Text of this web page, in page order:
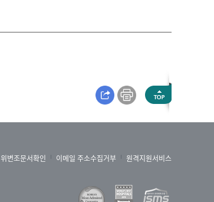
위변조문서확인 이메일 주소수집거부 원격지원서비스